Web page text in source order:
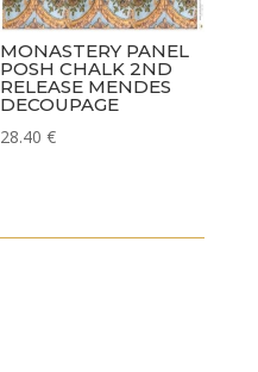
MONASTERY PANEL
POSH CHALK 2ND
RELEASE MENDES
DECOUPAGE
28.40€